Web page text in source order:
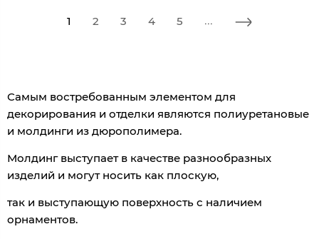
1 2 3 4 5
Самым востребованным элементом для
декорирования и отделки являются полиуретановые
и молдинги из дюрополимера.
Молдинг выступает в качестве разнообразных
изделий и могут носить как плоскую,
так и выступающую поверхность с наличием
орнаментов.